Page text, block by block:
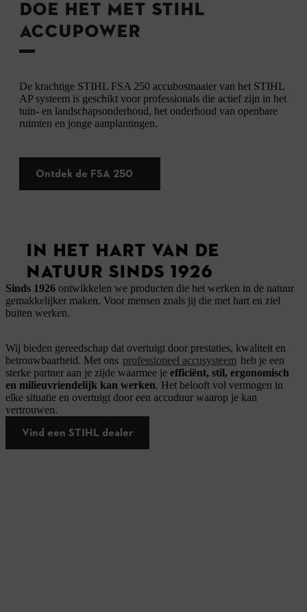
DOE HET MET STIHL
ACCUPOWER
De krachtige STIHL FSA 250 accubosmaaier van het STIHL
AP systeem is geschikt voor professionals die actief zijn in het
tuin- en landschapsonderhoud, het onderhoud van openbare
ruimten en jonge aanplantingen.
Ontdek de FSA 250
IN HET HART VAN DE
NATUUR SINDS 1926
Sinds 1926 ontwikkelen we producten die het werken in de natuur
gemakkelijker maken. Voor mensen zoals jij die met hart en ziel
buiten werken.
Wij bieden gereedschap dat overtuigt door prestaties, kwaliteit en
betrouwbaarheid. Met ons professioneel accusysteem heb je een
sterke partner aan je zijde waarmee je efficiënt, stil, ergonomisch
en milieuvriendelijk kan werken. Het belooft vol vermogen in
elke situatie en overtuigt door een accuduur waarop je kan
vertrouwen.
Vind een STIHL dealer